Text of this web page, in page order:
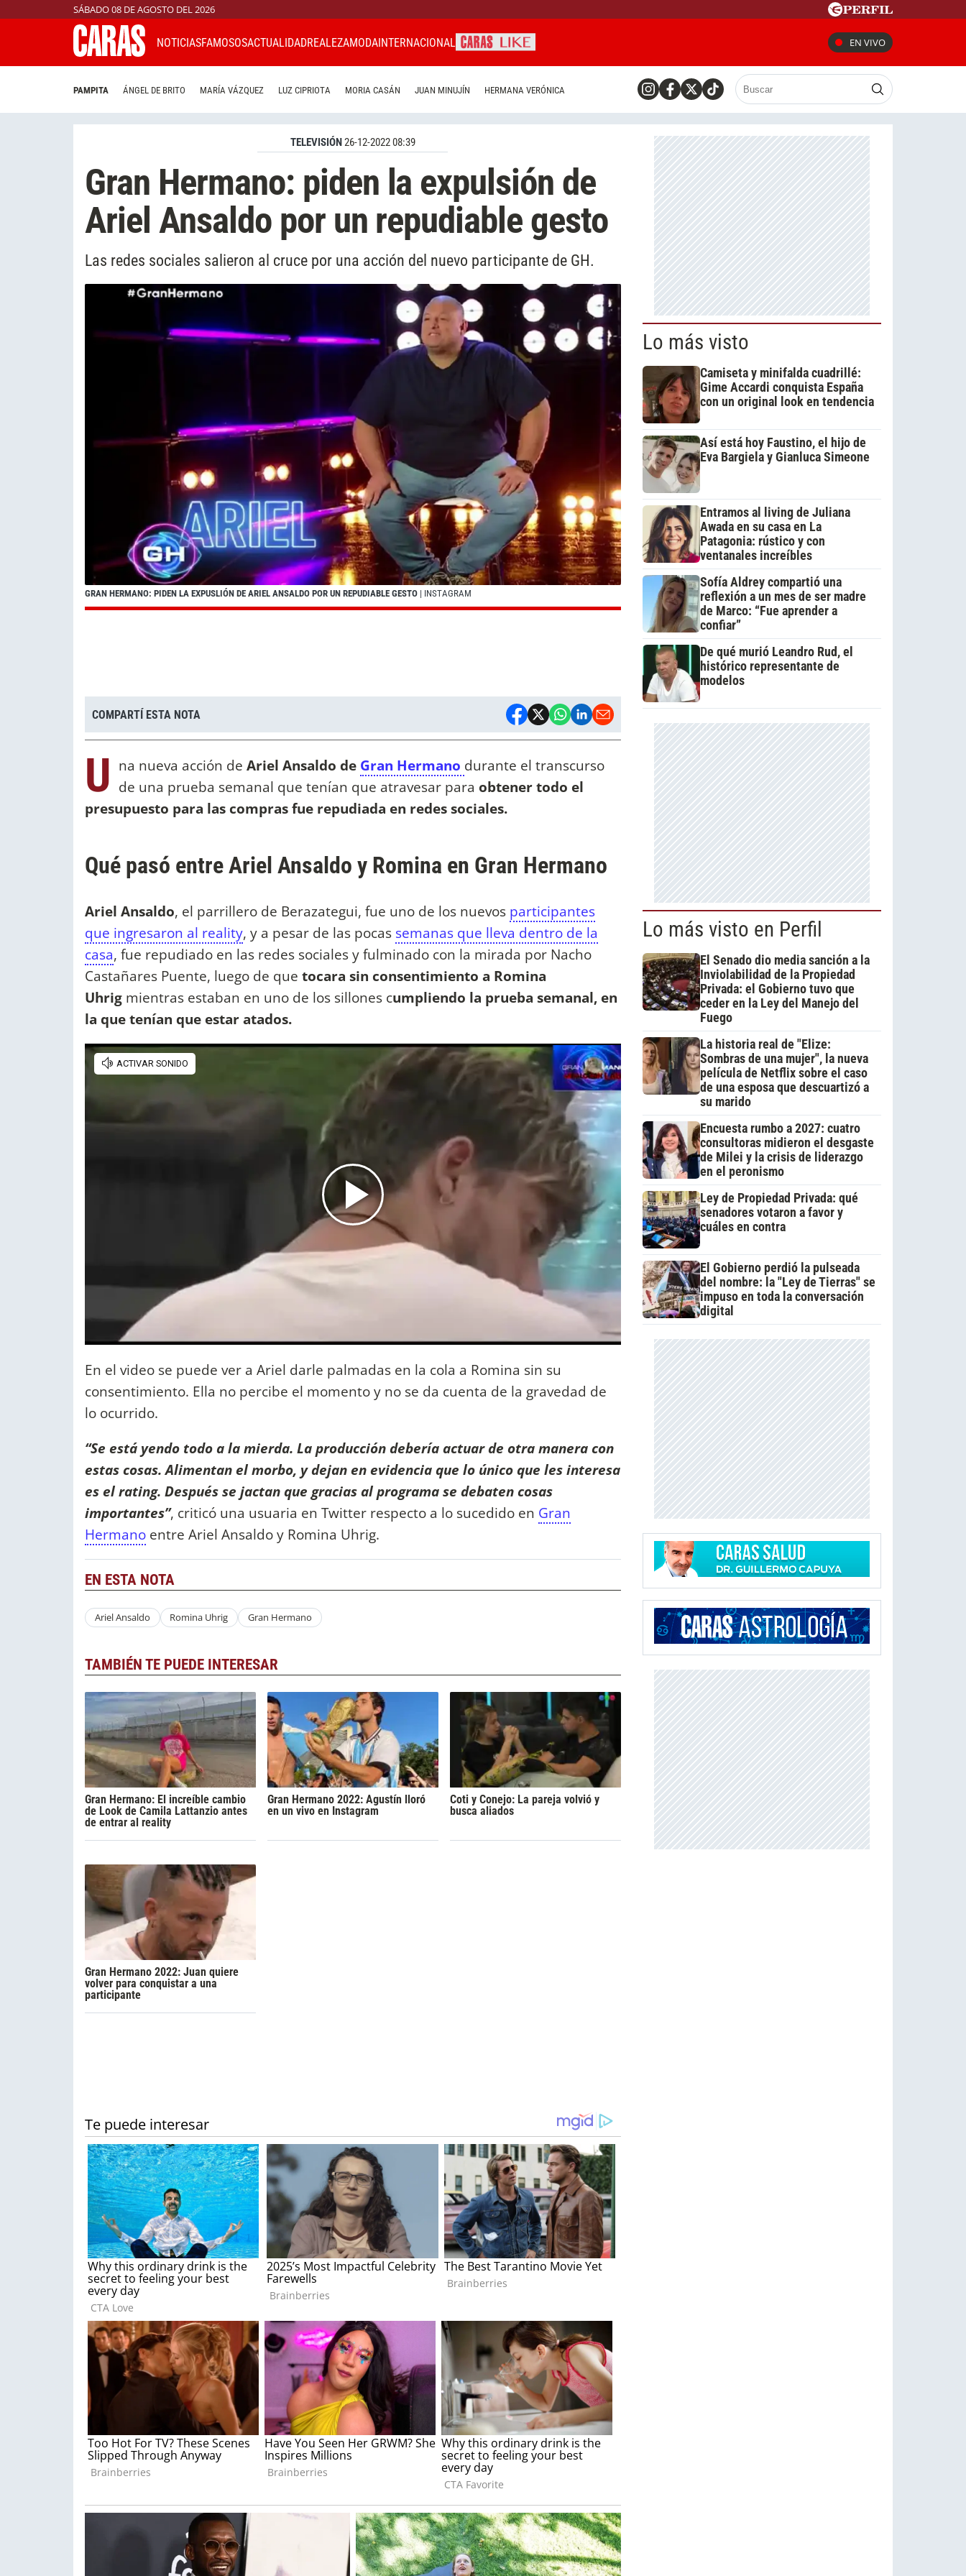
SÁBADO 08 DE AGOSTO DEL 2026
NOTICIASFAMOSOSACTUALIDADREALEZAMODAINTERNACIONAL EN VIVO
PAMPITA ÁNGEL DE BRITO MARÍA VÁZQUEZ LUZ CIPRIOTA MORIA CASÁN JUAN MINUJÍN HERMANA VERÓNICA
TELEVISIÓN26-12-2022 08:39
Gran Hermano: piden la expulsión de
Ariel Ansaldo por un repudiable gesto
Las redes sociales salieron al cruce por una acción del nuevo participante de GH.
GRAN HERMANO: PIDEN LA EXPUSLIÓN DE ARIEL ANSALDO POR UN REPUDIABLE GESTO | INSTAGRAM
COMPARTÍ ESTA NOTA
U na nueva acción de Ariel Ansaldo de Gran Hermano durante el transcurso
de una prueba semanal que tenían que atravesar para obtener todo el
presupuesto para las compras fue repudiada en redes sociales.
Qué pasó entre Ariel Ansaldo y Romina en Gran Hermano
Ariel Ansaldo, el parrillero de Berazategui, fue uno de los nuevos participantes
que ingresaron al reality, y a pesar de las pocas semanas que lleva dentro de la
casa, fue repudiado en las redes sociales y fulminado con la mirada por Nacho
Castañares Puente, luego de que tocara sin consentimiento a Romina
Uhrig mientras estaban en uno de los sillones cumpliendo la prueba semanal, en
la que tenían que estar atados.
En el video se puede ver a Ariel darle palmadas en la cola a Romina sin su
consentimiento. Ella no percibe el momento y no se da cuenta de la gravedad de
lo ocurrido.
“Se está yendo todo a la mierda. La producción debería actuar de otra manera con
estas cosas. Alimentan el morbo, y dejan en evidencia que lo único que les interesa
es el rating. Después se jactan que gracias al programa se debaten cosas
importantes”, criticó una usuaria en Twitter respecto a lo sucedido en Gran
Hermano entre Ariel Ansaldo y Romina Uhrig.
EN ESTA NOTA
Ariel Ansaldo Romina Uhrig Gran Hermano
TAMBIÉN TE PUEDE INTERESAR
Gran Hermano: El increíble cambio
de Look de Camila Lattanzio antes
de entrar al reality
Gran Hermano 2022: Agustín lloró
en un vivo en Instagram
Coti y Conejo: La pareja volvió y
busca aliados
Gran Hermano 2022: Juan quiere
volver para conquistar a una
participante
Lo más visto
Camiseta y minifalda cuadrillé:
Gime Accardi conquista España
con un original look en tendencia
Así está hoy Faustino, el hijo de
Eva Bargiela y Gianluca Simeone
Entramos al living de Juliana
Awada en su casa en La
Patagonia: rústico y con
ventanales increíbles
Sofía Aldrey compartió una
reflexión a un mes de ser madre
de Marco: “Fue aprender a
confiar”
De qué murió Leandro Rud, el
histórico representante de
modelos
Lo más visto en Perfil
El Senado dio media sanción a la
Inviolabilidad de la Propiedad
Privada: el Gobierno tuvo que
ceder en la Ley del Manejo del
Fuego
La historia real de "Elize:
Sombras de una mujer", la nueva
película de Netflix sobre el caso
de una esposa que descuartizó a
su marido
Encuesta rumbo a 2027: cuatro
consultoras midieron el desgaste
de Milei y la crisis de liderazgo
en el peronismo
Ley de Propiedad Privada: qué
senadores votaron a favor y
cuáles en contra
El Gobierno perdió la pulseada
del nombre: la "Ley de Tierras" se
impuso en toda la conversación
digital